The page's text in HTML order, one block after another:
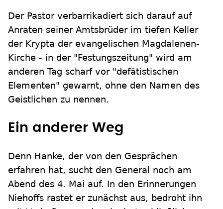
Der Pastor verbarrikadiert sich darauf auf
Anraten seiner Amtsbrüder im tiefen Keller
der Krypta der evangelischen Magdalenen-
Kirche - in der "Festungszeitung" wird am
anderen Tag scharf vor "defätistischen
Elementen" gewarnt, ohne den Namen des
Geistlichen zu nennen.
Ein anderer Weg
Denn Hanke, der von den Gesprächen
erfahren hat, sucht den General noch am
Abend des 4. Mai auf. In den Erinnerungen
Niehoffs rastet er zunächst aus, bedroht ihn